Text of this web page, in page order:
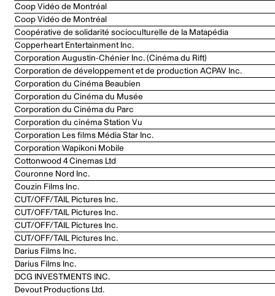
Coop Vidéo de Montréal
Coop Vidéo de Montréal
Coopérative de solidarité socioculturelle de la Matapédia
Copperheart Entertainment Inc.
Corporation Augustin-Chénier Inc. (Cinéma du Rift)
Corporation de développement et de production ACPAV Inc.
Corporation du Cinéma Beaubien
Corporation du Cinéma du Musée
Corporation du Cinéma du Parc
Corporation du cinéma Station Vu
Corporation Les films Média Star Inc.
Corporation Wapikoni Mobile
Cottonwood 4 Cinemas Ltd
Couronne Nord Inc.
Couzin Films Inc.
CUT/OFF/TAIL Pictures Inc.
CUT/OFF/TAIL Pictures Inc.
CUT/OFF/TAIL Pictures Inc.
CUT/OFF/TAIL Pictures Inc.
Darius Films Inc.
Darius Films Inc.
DCG INVESTMENTS INC.
Devout Productions Ltd.